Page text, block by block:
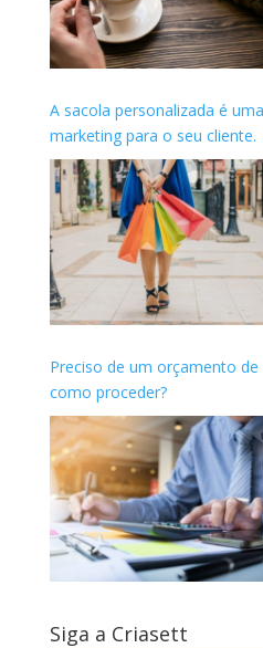
A sacola personalizada é
marketing para o seu cliente.
Preciso de um orçamento
como proceder?
Siga a Criasett